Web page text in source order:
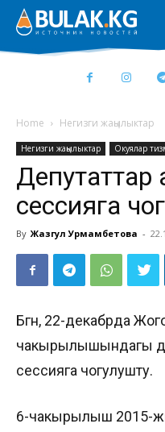
Home Негизги жаңылыктар
Негизги жаңылыктар Окуялар
сессияга
By Жазгул Урмамбетова -
Бүгүн, 22-декабрда
чакырылышындагы
сессияга чогулушту.
6-чакырылыш 2015-